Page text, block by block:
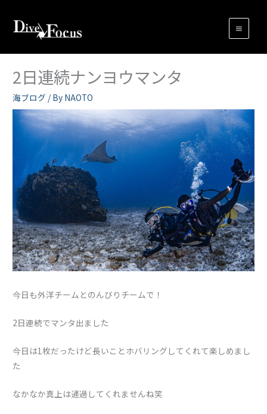
ス
2日連続ナンヨウマンタ
海ブログ / By NAOTO
今日も外洋チームとのんびりチームで！
2日連続でマンタ出ました
今日は1枚だったけど長いことホバリングしてくれて楽しめまし
た
なかなか真上は通過してくれませんね笑